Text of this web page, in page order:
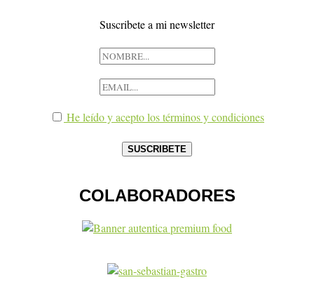
Suscribete a mi newsletter
He leído y acepto los términos y condiciones
COLABORADORES